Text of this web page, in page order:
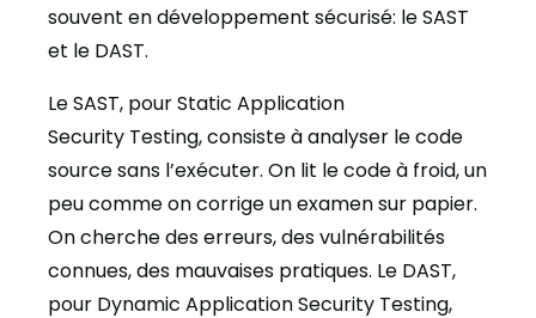
souvent en développement sécurisé: le SAST
et le DAST.
Le SAST, pour Static Application
Security Testing, consiste à analyser le code
source sans l’exécuter. On lit le code à froid, un
peu comme on corrige un examen sur papier.
On cherche des erreurs, des vulnérabilités
connues, des mauvaises pratiques. Le DAST,
pour Dynamic Application Security Testing,